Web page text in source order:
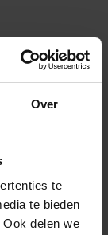
Over
te
te bieden
delen we